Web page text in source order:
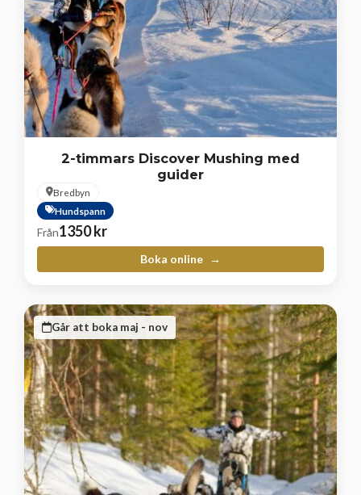
2-timmars Discover Mushing med
guider
Bredbyn
Hundspann
Från1350kr
Boka online
Går att boka maj - nov